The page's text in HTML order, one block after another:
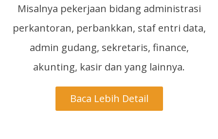
Misalnya pekerjaan bidang administrasi
perkantoran, perbankkan, staf entri data,
admin gudang, sekretaris, finance,
akunting, kasir dan yang lainnya.
Baca Lebih Detail